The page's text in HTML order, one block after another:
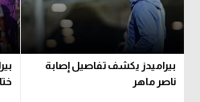
بيراميدز يكشف تفاصيل إصابة
ناصر ماهر